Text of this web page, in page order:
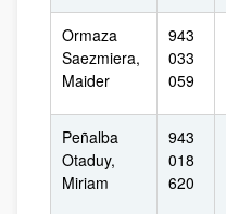
Ormaza
Saezmiera,
Maider
943
033
059
Peñalba
Otaduy,
Miriam
943
018
620